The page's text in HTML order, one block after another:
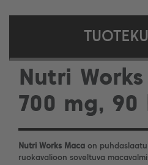
Nutri
700 mg, 90
Nutri Works Maca on
ruokavalioon soveltuva